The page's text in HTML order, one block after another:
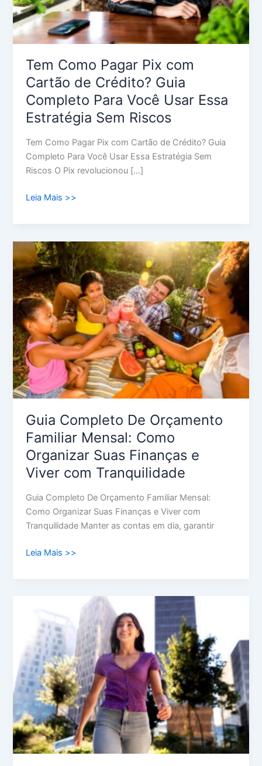
Tem Como Pagar Pix com
Cartão de Crédito? Guia
Completo Para Você Usar Essa
Estratégia Sem Riscos
Tem Como Pagar Pix com Cartão de Crédito? Guia
Completo Para Você Usar Essa Estratégia Sem
Riscos O Pix revolucionou […]
Guia
Completo
Para
Você
Usar
Essa
Estratégia
Sem
Riscos
Leia Mais >>
Guia Completo De Orçamento
Familiar Mensal: Como
Organizar Suas Finanças e
Viver com Tranquilidade
Guia Completo De Orçamento Familiar Mensal:
Como Organizar Suas Finanças e Viver com
Tranquilidade Manter as contas em dia, garantir
Guia
Completo
De
Orçamento
Familiar
Mensal:
Como
Organizar
Suas
Finanças
e
com
Tranquilidade
Leia Mais >>
Economizar
Dinheiro
Rápido:
10
Estratégias
Que
Realmente
Funcionam